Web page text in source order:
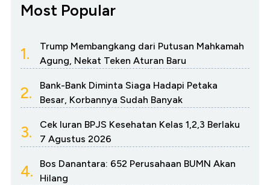
Most Popular
1.
Trump Membangkang dari Putusan Mahkamah
Agung, Nekat Teken Aturan Baru
2.
Bank-Bank Diminta Siaga Hadapi Petaka
Besar, Korbannya Sudah Banyak
3.
Cek Iuran BPJS Kesehatan Kelas 1,2,3 Berlaku
7 Agustus 2026
4.
Bos Danantara: 652 Perusahaan BUMN Akan
Hilang